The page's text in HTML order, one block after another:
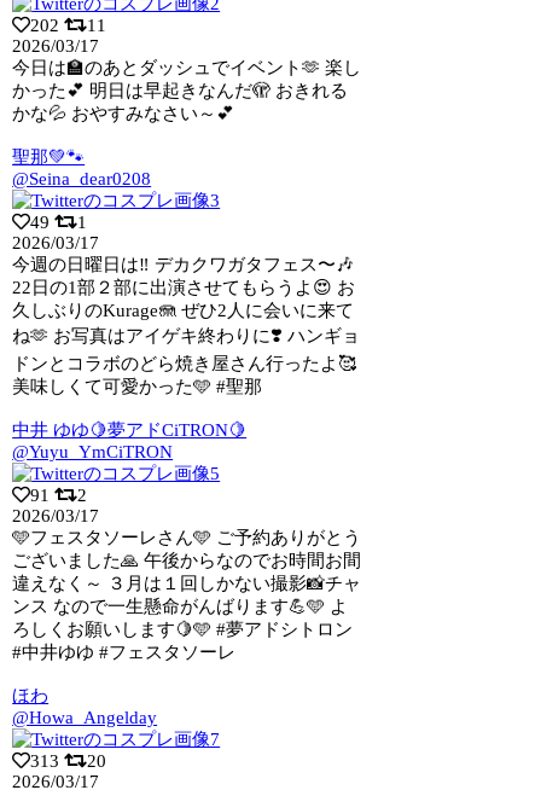
202
11
2026/03/17
今日は🏫のあとダッシュでイベント🫶 楽し
かった💕 明日は早起きなんだ🫣 おきれる
かな💦 おやすみなさい～💕
聖那💚🐾
@Seina_dear0208
49
1
2026/03/17
今週の日曜日は‼️ デカクワガタフェス〜🎶
22日の1部２部に出演させてもらうよ 😍 お
久しぶりのKurage🪼 ぜひ2人に会いに来て
ね🫶 お写真はアイゲキ終わりに❣️ ハンギョ
ドンとコラボのどら焼き屋さん行ったよ🥰
美味しくて可愛かった🩵 #聖那
中井 ゆゆ🍋夢アドCiTRON🍋
@Yuyu_YmCiTRON
91
2
2026/03/17
🩵フェスタソーレさん🩵 ご予約ありがとう
ございました🙏 午後からなのでお時間お間
違えなく～ ３月は１回しかない撮影📸チャ
ンス なので一生懸命がんばります💪🩵 よ
ろしくお願いします🍋🩵 #夢アドシトロン
#中井ゆゆ #フェスタソーレ
ほわ
@Howa_Angelday
313
20
2026/03/17